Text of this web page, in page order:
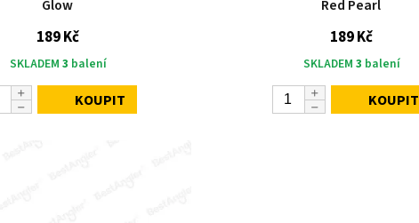
Glow
189 Kč
SKLADEM 3 balení
KOUPIT
Red Pearl
189 Kč
SKLADEM 3 balení
KOUPIT